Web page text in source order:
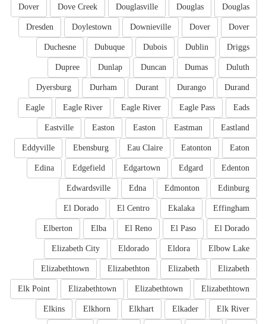
Douglas
Douglas
Douglasville
Dove Creek
Dover
Dover
Dover
Downieville
Doylestown
Dresden
Driggs
Dublin
Dubois
Dubuque
Duchesne
Duluth
Dumas
Duncan
Dunlap
Dupree
Durand
Durango
Durant
Durham
Dyersburg
Eads
Eagle Pass
Eagle River
Eagle River
Eagle
Eastland
Eastman
Easton
Easton
Eastville
Eaton
Eatonton
Eau Claire
Ebensburg
Eddyville
Edenton
Edgard
Edgartown
Edgefield
Edina
Edinburg
Edmonton
Edna
Edwardsville
Effingham
Ekalaka
El Centro
El Dorado
El Dorado
El Paso
El Reno
Elba
Elberton
Elbow Lake
Eldora
Eldorado
Elizabeth City
Elizabeth
Elizabeth
Elizabethton
Elizabethtown
Elizabethtown
Elizabethtown
Elizabethtown
Elk Point
Elk River
Elkader
Elkhart
Elkhorn
Elkins